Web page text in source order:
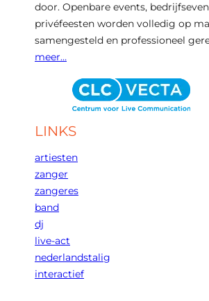
door. Openbare events,
privéfeesten worden volledig op
samengesteld en professioneel
meer…
LINKS
artiesten
zanger
zangeres
band
dj
live-act
nederlandstalig
interactief